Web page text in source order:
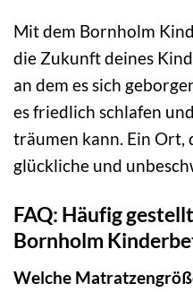
Mit dem Bornholm
die Zukunft deines
an dem es sich
es friedlich schlafen
träumen kann. Ein Ort,
glückliche und
FAQ: Häufig
Bornholm
Welche